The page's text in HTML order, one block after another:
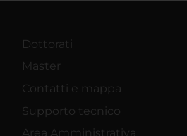
Dottorati
Master
Contatti e mappa
Supporto tecnico
Area Amministrativa